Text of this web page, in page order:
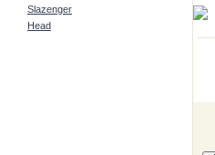
Slazenger
Head